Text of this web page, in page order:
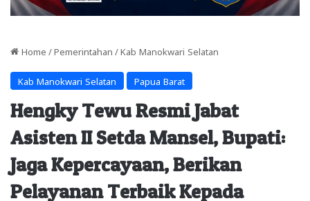
Home / Pemerintahan / Kab Manokwari Selatan
Kab Manokwari Selatan Papua Barat
Hengky Tewu Resmi Jabat
Asisten II Setda Mansel, Bupati:
Jaga Kepercayaan, Berikan
Pelayanan Terbaik Kepada